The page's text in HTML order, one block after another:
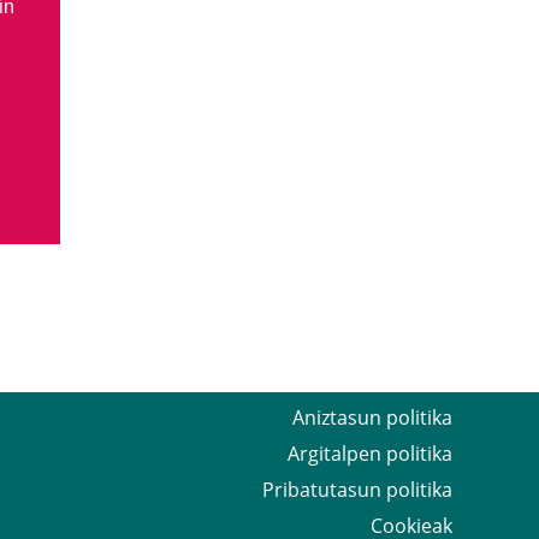
Aniztasun politika
Argitalpen politika
Pribatutasun politika
Cookieak